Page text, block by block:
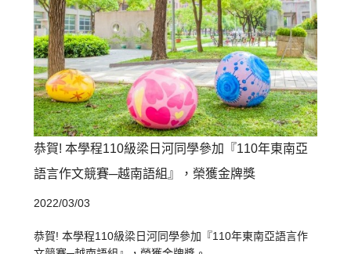
恭賀! 本學程110級梁日河同學參加『110年東南亞
語言作文競賽─越南語組』，榮獲金牌獎
2022/03/03
恭賀! 本學程110級梁日河同學參加『110年東南亞語言作